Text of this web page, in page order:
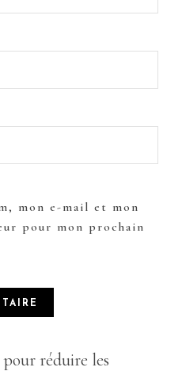
mon e-mail et mon
pour mon prochain
réduire les